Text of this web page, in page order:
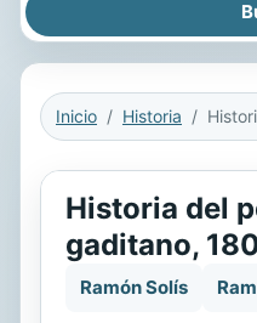
Inicio Historia
Historia del
gaditano,
Ramón Solís